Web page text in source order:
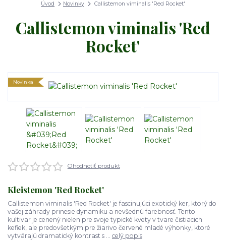
Úvod Novinky Callistemon viminalis 'Red Rocket'
Callistemon viminalis 'Red
Rocket'
Novinka
Ohodnotiť produkt
Kleistemon 'Red Rocket'
Callistemon viminalis 'Red Rocket' je fascinujúci exotický ker, ktorý do
vašej záhrady prinesie dynamiku a nevšednú farebnosť. Tento
kultivar je cenený nielen pre svoje typické kvety v tvare čistiacich
kefiek, ale predovšetkým pre žiarivo červené mladé výhonky, ktoré
vytvárajú dramatický kontrast s ... celý popis